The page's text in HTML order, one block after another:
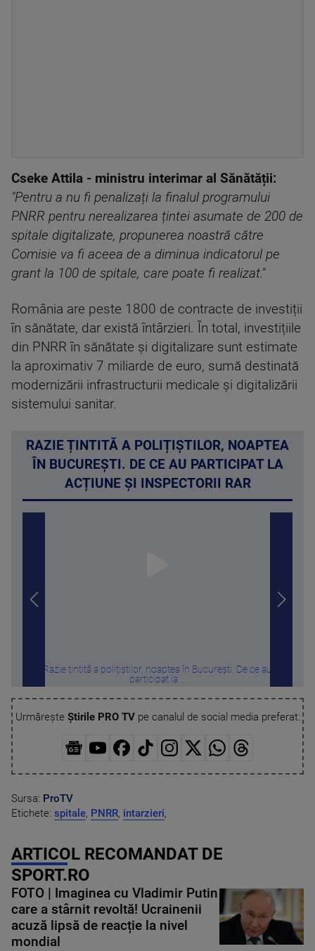
Cseke Attila - ministru interimar al Sănătății:
"Pentru a nu fi penalizați la finalul programului
PNRR pentru nerealizarea țintei asumate de 200 de
spitale digitalizate, propunerea noastră către
Comisie va fi aceea de a diminua indicatorul pe
grant la 100 de spitale, care poate fi realizat."
România are peste 1800 de contracte de investiții
în sănătate, dar există întârzieri. În total, investițiile
din PNRR în sănătate și digitalizare sunt estimate
la aproximativ 7 miliarde de euro, sumă destinată
modernizării infrastructurii medicale și digitalizării
sistemului sanitar.
RAZIE ȚINTITĂ A POLIȚIȘTILOR, NOAPTEA
ÎN BUCUREȘTI. DE CE AU PARTICIPAT LA
ACȚIUNE ȘI INSPECTORII RAR
Razie țintită a polițiștilor, noaptea în București. De ce au
participat la ...
Urmărește Știrile PRO TVpe canalul de social media preferat:
Sursa: ProTV
Etichete: spitale, PNRR, intarzieri,
ARTICOL RECOMANDAT DE
SPORT.RO
FOTO | Imaginea cu Vladimir Putin
care a stârnit revoltă! Ucrainenii
acuză lipsă de reacție la nivel
mondial